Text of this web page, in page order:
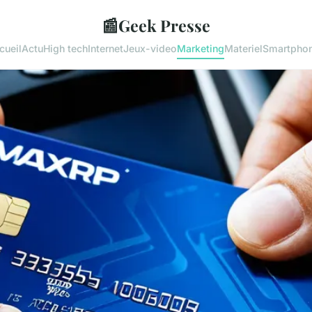
📰Geek Presse
ActuHigh techInternetJeux-videoMarketingMateriel